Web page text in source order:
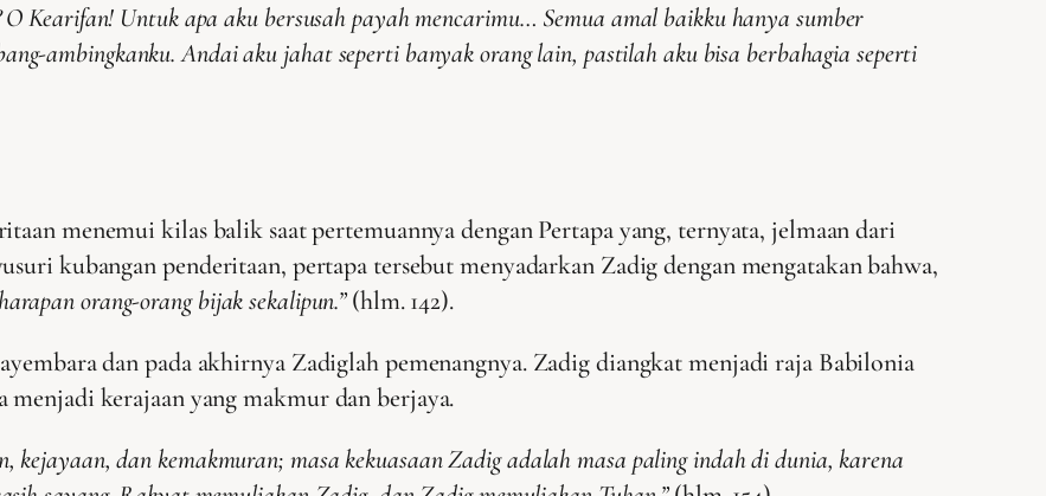
O Kearifan! Untuk apa aku bersusah payah mencarimu… Semua amal baikku hanya sumber
ambingkanku. Andai aku jahat seperti banyak orang lain, pastilah aku bisa berbahagia seperti
menemui kilas balik saat pertemuannya dengan Pertapa yang, ternyata, jelmaan dari
kubangan penderitaan, pertapa tersebut menyadarkan Zadig dengan mengatakan bahwa,
orang-orang bijak sekalipun.”(hlm. 142).
dan pada akhirnya Zadiglah pemenangnya. Zadig diangkat menjadi raja Babilonia
kerajaan yang makmur dan berjaya.
kejayaan, dan kemakmuran; masa kekuasaan Zadig adalah masa paling indah di dunia, karena